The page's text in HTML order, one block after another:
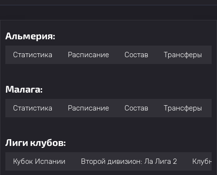
Альмерия:
Статистика Расписание Состав Трансферы
Малага:
Статистика Расписание Состав Трансферы
Лиги клубов:
Кубок Испании Второй дивизион: Ла Лига 2